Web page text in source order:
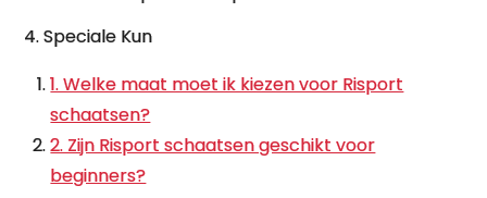
4. Speciale Kun
1. Welke maat moet ik kiezen voor Risport
schaatsen?
2. Zijn Risport schaatsen geschikt voor
beginners?